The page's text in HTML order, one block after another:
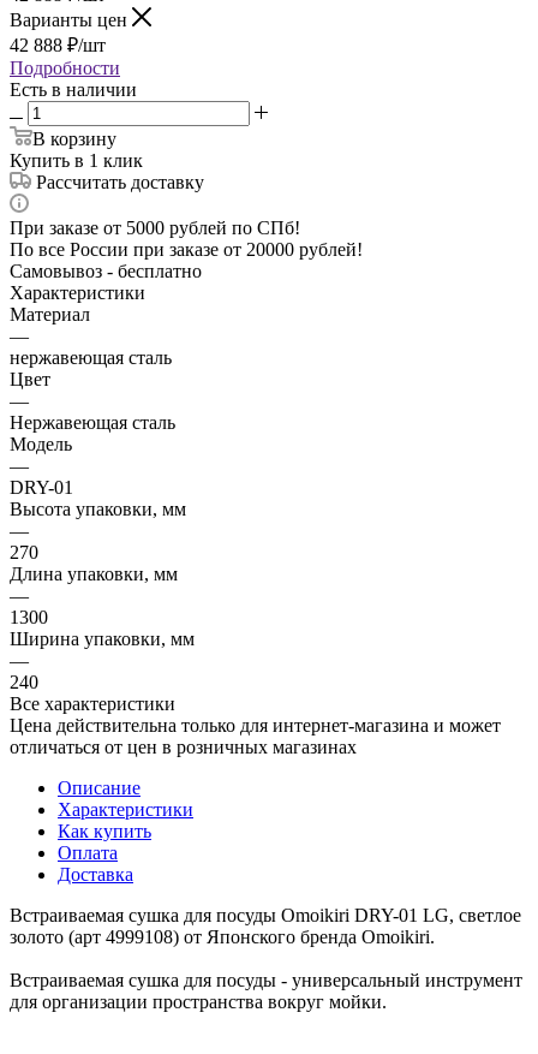
Варианты цен
42 888 ₽/шт
Подробности
Есть в наличии
В корзину
Купить в 1 клик
Рассчитать доставку
При заказе от 5000 рублей по СПб!
По все России при заказе от 20000 рублей!
Самовывоз - бесплатно
Характеристики
Материал
—
нержавеющая сталь
Цвет
—
Нержавеющая сталь
Модель
—
DRY-01
Высота упаковки, мм
—
270
Длина упаковки, мм
—
1300
Ширина упаковки, мм
—
240
Все характеристики
Цена действительна только для интернет-магазина и может
отличаться от цен в розничных магазинах
Описание
Характеристики
Как купить
Оплата
Доставка
Встраиваемая сушка для посуды Omoikiri DRY-01 LG, светлое
золото (арт 4999108) от Японского бренда Omoikiri.
Встраиваемая сушка для посуды - универсальный инструмент
для организации пространства вокруг мойки.